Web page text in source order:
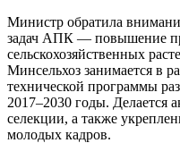
Министр обратила
задач АПК — повышение
сельскохозяйственных
Минсельхоз занимается в
технической программы
2017–2030 годы. Делается
селекции, а также
молодых кадров.